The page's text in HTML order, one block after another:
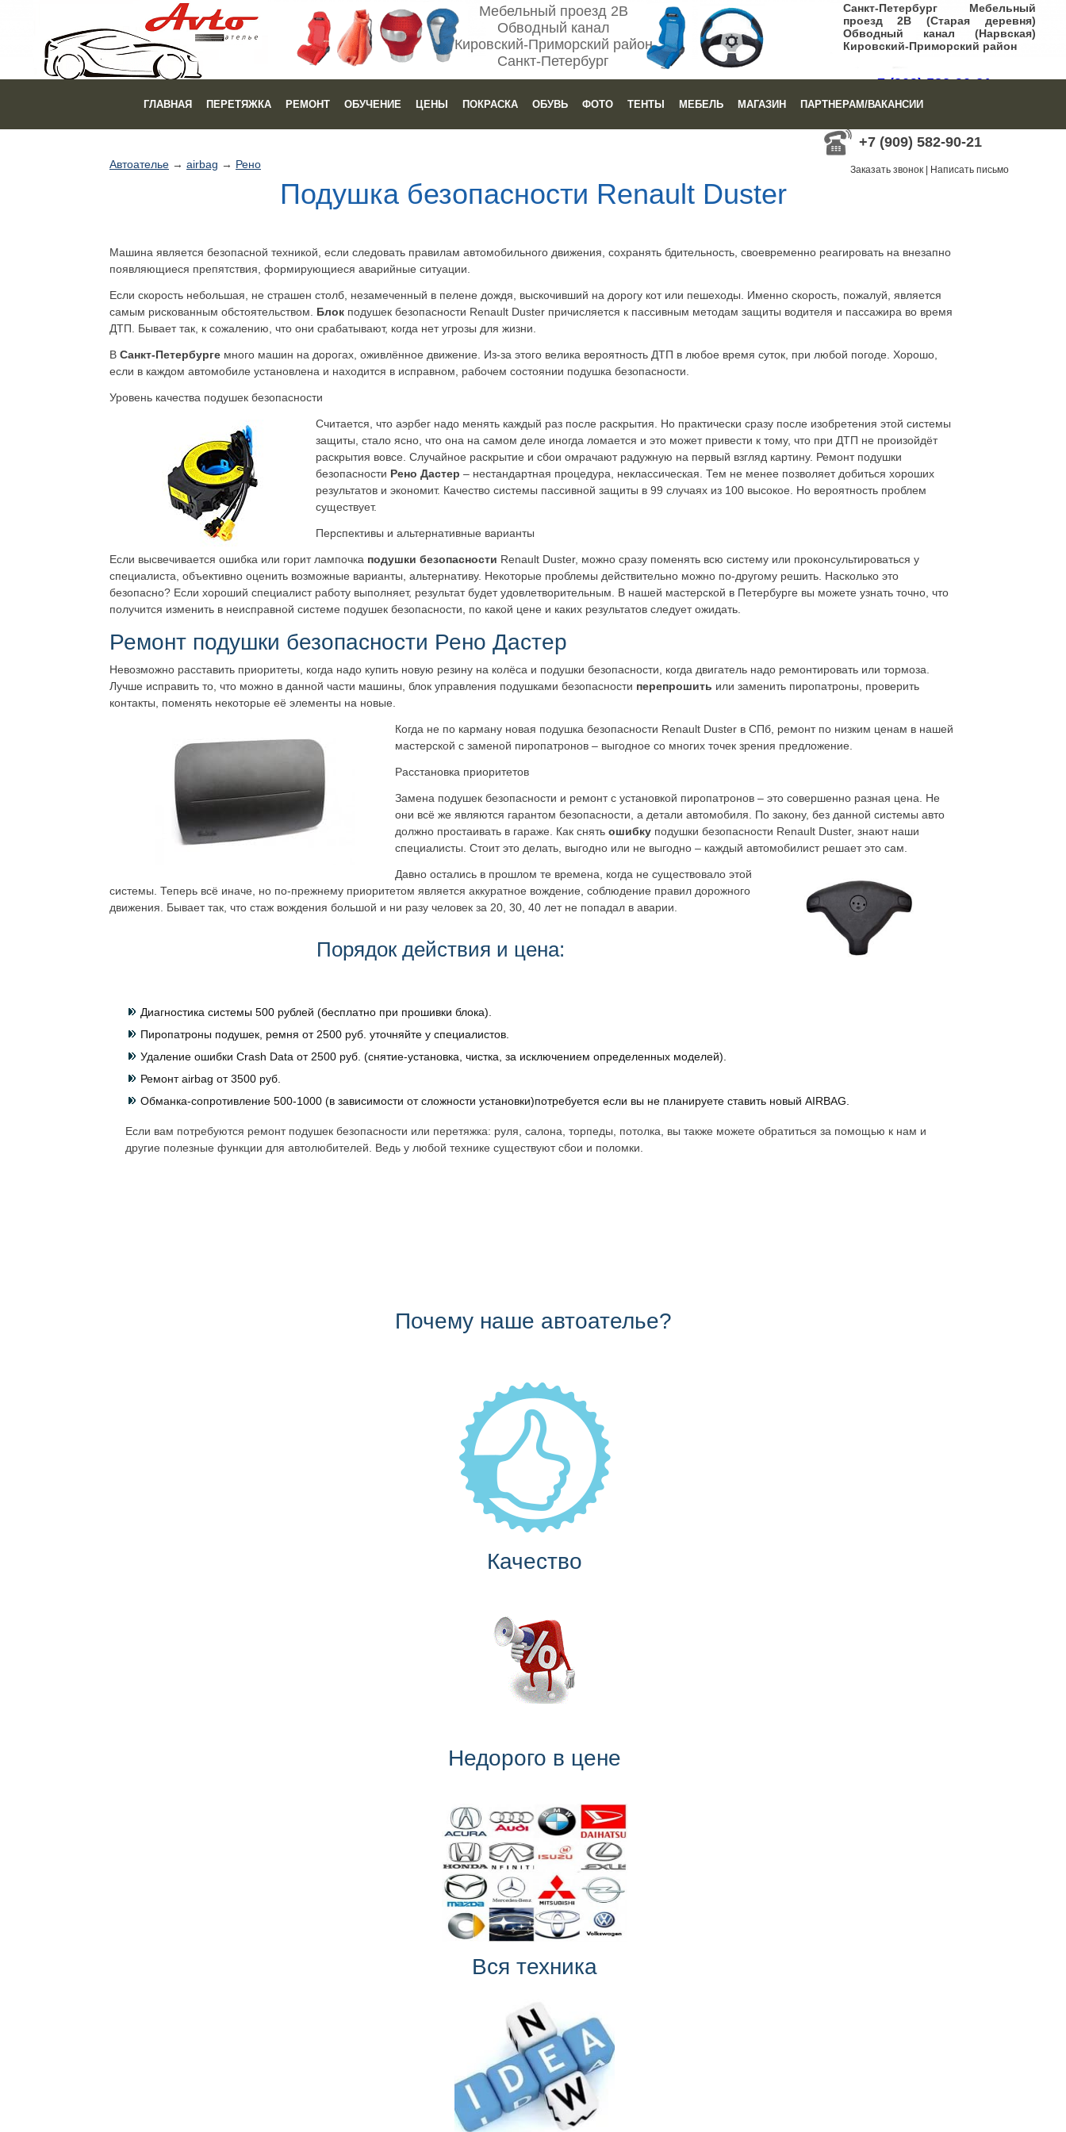
Мебельный проезд 2В
Обводный канал
Кировский-Приморский район
Санкт-Петербург
Санкт-Петербург Мебельный
проезд 2В (Старая деревня)
Обводный канал (Нарвская)
Кировский-Приморский район
+7 (909) 582-90-21
Заказать звонок|Написать письмо
+7 (909) 582-90-21
Заказать звонок Написать письмо
ГЛАВНАЯ ПЕРЕТЯЖКА РЕМОНТ ОБУЧЕНИЕ ЦЕНЫ ПОКРАСКА ОБУВЬ ФОТО ТЕНТЫ МЕБЕЛЬ МАГАЗИН ПАРТНЕРАМ/ВАКАНСИИ
Автоателье → airbag → Рено
Подушка безопасности Renault Duster
Машина является безопасной техникой, если следовать правилам автомобильного движения, сохранять бдительность, своевременно реагировать на внезапно
появляющиеся препятствия, формирующиеся аварийные ситуации.
Если скорость небольшая, не страшен столб, незамеченный в пелене дождя, выскочивший на дорогу кот или пешеходы. Именно скорость, пожалуй, является
самым рискованным обстоятельством. Блок подушек безопасности Renault Duster причисляется к пассивным методам защиты водителя и пассажира во время
ДТП. Бывает так, к сожалению, что они срабатывают, когда нет угрозы для жизни.
В Санкт-Петербурге много машин на дорогах, оживлённое движение. Из-за этого велика вероятность ДТП в любое время суток, при любой погоде. Хорошо,
если в каждом автомобиле установлена и находится в исправном, рабочем состоянии подушка безопасности.
Уровень качества подушек безопасности
Считается, что аэрбег надо менять каждый раз после раскрытия. Но практически сразу после изобретения этой системы
защиты, стало ясно, что она на самом деле иногда ломается и это может привести к тому, что при ДТП не произойдёт
раскрытия вовсе. Случайное раскрытие и сбои омрачают радужную на первый взгляд картину. Ремонт подушки
безопасности Рено Дастер – нестандартная процедура, неклассическая. Тем не менее позволяет добиться хороших
результатов и экономит. Качество системы пассивной защиты в 99 случаях из 100 высокое. Но вероятность проблем
существует.
Перспективы и альтернативные варианты
Если высвечивается ошибка или горит лампочка подушки безопасности Renault Duster, можно сразу поменять всю систему или проконсультироваться у
специалиста, объективно оценить возможные варианты, альтернативу. Некоторые проблемы действительно можно по-другому решить. Насколько это
безопасно? Если хороший специалист работу выполняет, результат будет удовлетворительным. В нашей мастерской в Петербурге вы можете узнать точно, что
получится изменить в неисправной системе подушек безопасности, по какой цене и каких результатов следует ожидать.
Ремонт подушки безопасности Рено Дастер
Невозможно расставить приоритеты, когда надо купить новую резину на колёса и подушки безопасности, когда двигатель надо ремонтировать или тормоза.
Лучше исправить то, что можно в данной части машины, блок управления подушками безопасности перепрошить или заменить пиропатроны, проверить
контакты, поменять некоторые её элементы на новые.
Когда не по карману новая подушка безопасности Renault Duster в СПб, ремонт по низким ценам в нашей
мастерской с заменой пиропатронов – выгодное со многих точек зрения предложение.
Расстановка приоритетов
Замена подушек безопасности и ремонт с установкой пиропатронов – это совершенно разная цена. Не
они всё же являются гарантом безопасности, а детали автомобиля. По закону, без данной системы авто
должно простаивать в гараже. Как снять ошибку подушки безопасности Renault Duster, знают наши
специалисты. Стоит это делать, выгодно или не выгодно – каждый автомобилист решает это сам.
Давно остались в прошлом те времена, когда не существовало этой
системы. Теперь всё иначе, но по-прежнему приоритетом является аккуратное вождение, соблюдение правил дорожного
движения. Бывает так, что стаж вождения большой и ни разу человек за 20, 30, 40 лет не попадал в аварии.
Порядок действия и цена:
Диагностика системы 500 рублей (бесплатно при прошивки блока).
Пиропатроны подушек, ремня от 2500 руб. уточняйте у специалистов.
Удаление ошибки Crash Data от 2500 руб. (снятие-установка, чистка, за исключением определенных моделей).
Ремонт airbag от 3500 руб.
Обманка-сопротивление 500-1000 (в зависимости от сложности установки)потребуется если вы не планируете ставить новый AIRBAG.
Если вам потребуются ремонт подушек безопасности или перетяжка: руля, салона, торпеды, потолка, вы также можете обратиться за помощью к нам и
другие полезные функции для автолюбителей. Ведь у любой технике существуют сбои и поломки.
Почему наше автоателье?
Качество
Недорого в цене
Вся техника